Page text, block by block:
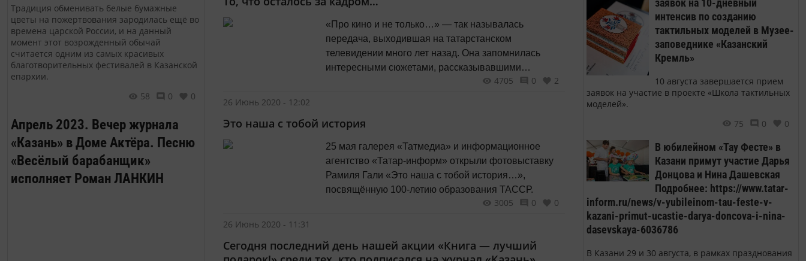
Традиция обменивать белые бумажные
цветы на пожертвования зародилась ещё во
времена царской России, и на данный
момент этот возрожденный обычай
считается одним из самых красивых
благотворительных фестивалей в Казанской
епархии.
58
0 0
Апрель 2023. Вечер журнала
«Казань» в Доме Актёра. Песню
«Весёлый барабанщик»
исполняет Роман ЛАНКИН
Вахонина.
«Про кино и не только…» — так называлась
передача, выходившая на татарстанском
телевидении много лет назад. Она запомнилась
интересными сюжетами, рассказывавшими
о кинофильмах и киножурналах, сделанных
операторах, чьи имена красной нитью вписаны в
4705 0
2
26 Июнь 2020 - 12:02
Это наша с тобой история
25 мая галерея «Татмедиа» и информационное
агентство «Татар-информ» открыли фотовыставку
Рамиля Гали «Это наша с тобой история…»,
посвящённую 100-летию образования ТАССР.
3005 0
0
26 Июнь 2020 - 11:31
Сегодня последний день нашей акции «Книга — лучший
заявок на 10-дневный
интенсив по созданию
тактильных моделей в Музее-
заповеднике «Казанский
Кремль»
10 августа завершается прием
заявок на участие в проекте «Школа тактильных
моделей».
75
0 0
В юбилейном «Тау Фесте» в
Казани примут участие Дарья
Донцова и Нина Дашевская
Подробнее: https://www.tatar-
inform.ru/news/v-yubileinom-tau-feste-v-
kazani-primut-ucastie-darya-doncova-i-nina-
dasevskaya-6036786
В Казани 29 и 30 августа, в рамках празднования